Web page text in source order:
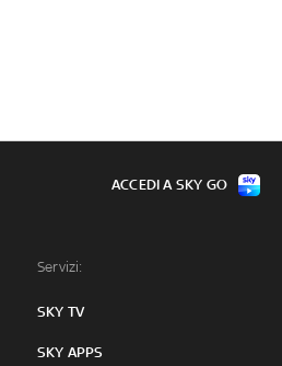
Servizi:
SKY TV
SKY APPS
ACCEDI A SKY GO